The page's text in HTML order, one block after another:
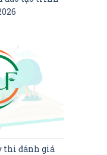
thi đánh giá